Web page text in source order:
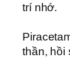
trí nhớ.
thần, hồi